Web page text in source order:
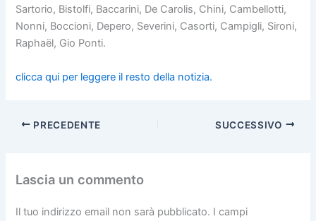
Sartorio, Bistolfi, Baccarini, De Carolis, Chini, Cambellotti,
Nonni, Boccioni, Depero, Severini, Casorti, Campigli, Sironi,
Raphaël, Gio Ponti.
clicca qui per leggere il resto della notizia.
PRECEDENTE SUCCESSIVO
Lascia un commento
Il tuo indirizzo email non sarà pubblicato. I campi